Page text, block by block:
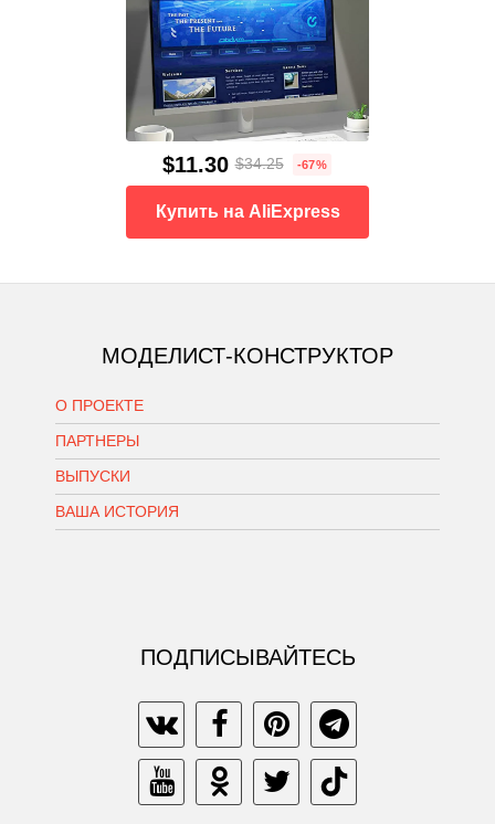
$11.30 $34.25 -67%
Купить на AliExpress
МОДЕЛИСТ-КОНСТРУКТОР
О ПРОЕКТЕ
ПАРТНЕРЫ
ВЫПУСКИ
ВАША ИСТОРИЯ
ПОДПИСЫВАЙТЕСЬ